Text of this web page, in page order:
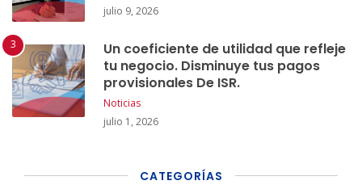
julio 9, 2026
Un coeficiente de utilidad que refleje
tu negocio. Disminuye tus pagos
provisionales De ISR.
Noticias
julio 1, 2026
CATEGORÍAS